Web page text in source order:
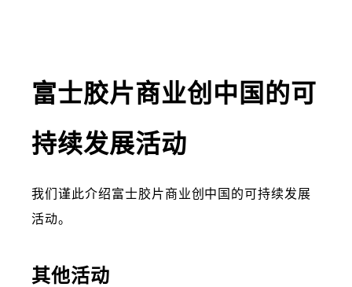
富士胶片商业创中国的可
持续发展活动
我们谨此介绍富士胶片商业创中国的可持续发展
活动。
其他活动